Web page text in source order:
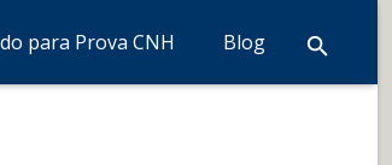
para Prova CNH Blog